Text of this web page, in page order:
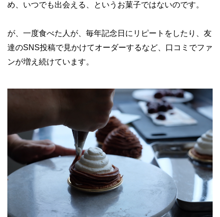
め、いつでも出会える、というお菓子ではないのです。
が、一度食べた人が、毎年記念日にリピートをしたり、友
達のSNS投稿で見かけてオーダーするなど、口コミでファ
ンが増え続けています。